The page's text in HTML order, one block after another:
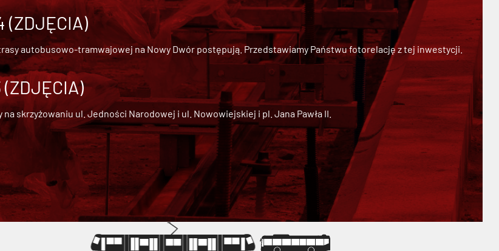
(ZDJĘCIA)
autobusowo-tramwajowej na Nowy Dwór postępują. Przedstawiamy Państwu fotorelację z tej inwestycji.
skrzyżowaniu ul. Jedności Narodowej i ul. Nowowiejskiej i pl. Jana Pawła II.